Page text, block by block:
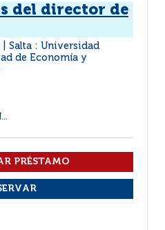
del director de
Salta : Universidad
de Economía y